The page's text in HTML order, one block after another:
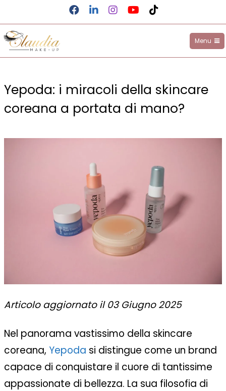
contenuto
FacebookLinkedInInstagram
YouTubeTikTok
Claudia Make-up
Menu
Yepoda: i miracoli della skincare
coreana a portata di mano?
Articolo aggiornato il 03 Giugno 2025
Nel panorama vastissimo della skincare
coreana, Yepoda si distingue come un brand
capace di conquistare il cuore di tantissime
appassionate di bellezza. La sua filosofia di